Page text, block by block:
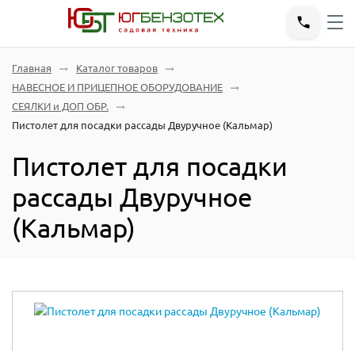
Главная
Каталог товаров
НАВЕСНОЕ И ПРИЦЕПНОЕ ОБОРУДОВАНИЕ
СЕЯЛКИ и ДОП ОБР.
Пистолет для посадки рассады Двуручное (Кальмар)
Пистолет для посадки
рассады Двуручное
(Кальмар)